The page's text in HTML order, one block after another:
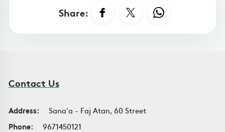
Share:
Contact Us
Address:
Sana'a - Faj Atan, 60 Street
Phone:
9671450121